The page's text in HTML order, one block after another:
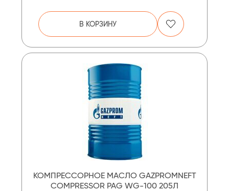
В КОРЗИНУ
КОМПРЕССОРНОЕ МАСЛО GAZPROMNEFT
COMPRESSOR PAG WG-100 205Л